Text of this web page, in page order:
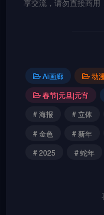
享交流，请勿直接商用
Ai画廊 动
春节|元旦|元宵
# 海报
# 立体
# 金色
# 新年
# 2025
# 蛇年